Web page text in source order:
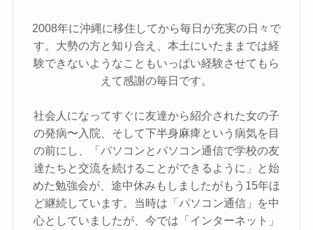
2008年に沖縄に移住してから毎日が充実の日々で
す。大勢の方と知り合え、本土にいたままでは経
験できないようなこともいっぱい経験させてもら
えて感謝の毎日です。
社会人になってすぐに友達から紹介された女の子
の発病〜入院、そして下半身麻痺という病気を目
の前にし、「パソコンとパソコン通信で学校の友
達たちと交流を続けることができるように」と始
めた勉強会が、途中休みもしましたがもう15年ほ
ど継続しています。当時は「パソコン通信」を中
心としていましたが、今では「インターネット」